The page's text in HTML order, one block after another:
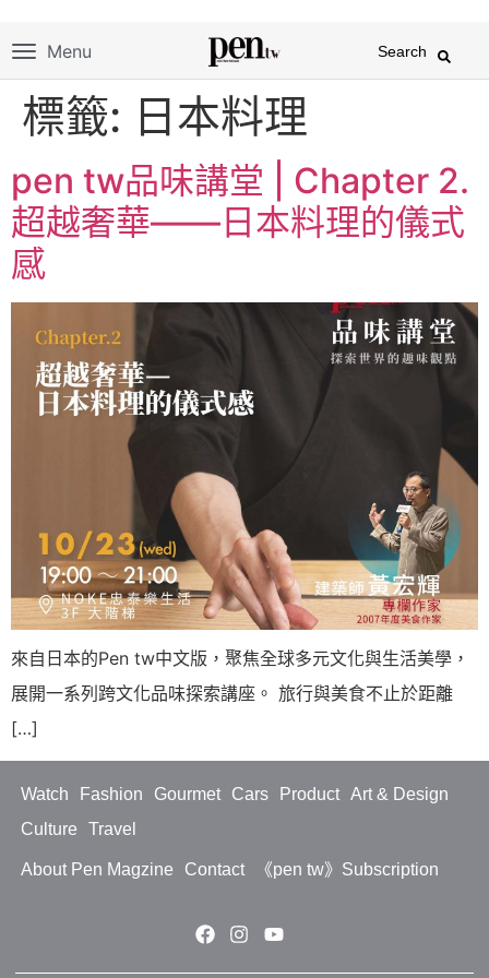
Menu Search
標籤: 日本料理
pen tw品味講堂 | Chapter 2.
超越奢華——日本料理的儀式
感
來自日本的Pen tw中文版，聚焦全球多元文化與生活美學，
展開一系列跨文化品味探索講座。 旅行與美食不止於距離
[…]
Watch Fashion Gourmet Cars Product
Art & Design
Culture
Travel
About Pen Magzine Contact 《pen tw》Subscription